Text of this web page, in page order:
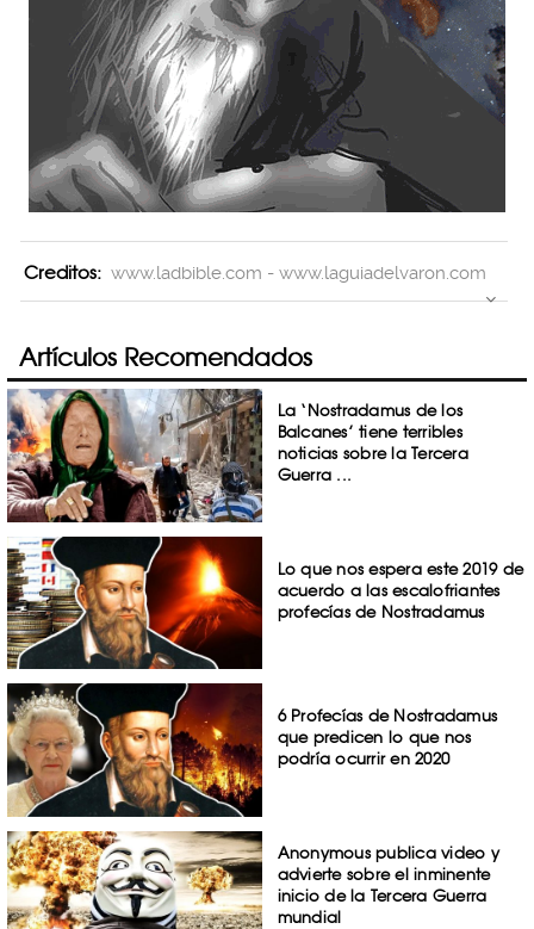
Creditos: www.ladbible.com - www.laguiadelvaron.com
Artículos Recomendados
La ‘Nostradamus de los
Balcanes’ tiene terribles
noticias sobre la Tercera
Guerra ...
Lo que nos espera este 2019 de
acuerdo a las escalofriantes
profecías de Nostradamus
6 Profecías de Nostradamus
que predicen lo que nos
podría ocurrir en 2020
Anonymous publica video y
advierte sobre el inminente
inicio de la Tercera Guerra
mundial